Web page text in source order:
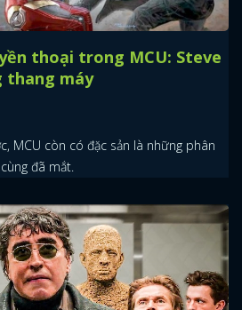
thoại trong MCU: Steve
thang máy
MCU còn có đặc sản là những phân
đã mắt.